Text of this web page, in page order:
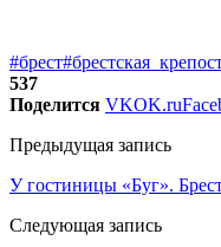
#брест
537
Поделится VKOK.ru
Предыдущая запись
У гостиницы «Буг».
Следующая запись